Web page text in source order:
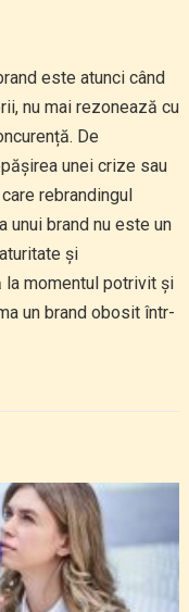
este atunci când
nu mai rezonează cu
De
unei crize sau
rebrandingul
unui brand nu este un
și
la momentul potrivit și
un brand obosit într-